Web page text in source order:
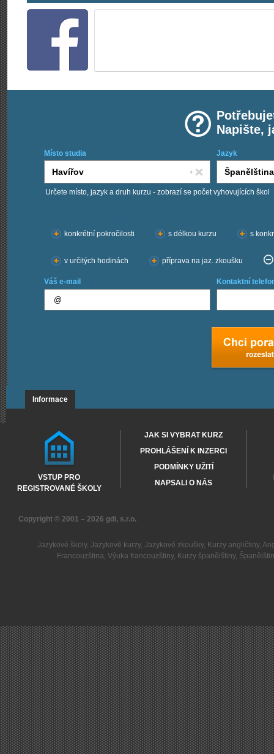
Napište,
Místo studia Jazyk
Určete místo, jazyk a druh kurzu - zobrazí se počet vyhovujících škol
konkrétní pokročilosti
s délkou kurzu s
v určitých hodinách příprava na jaz. zkoušku
Váš e-mail Kontaktní
Informace
VSTUP PRO
REGISTROVANÉ ŠKOLY
JAK SI VYBRAT KURZ
PROHLÁŠENÍ K INZERCI
PODMÍNKY UŽITÍ
NAPSALI O NÁS
Copyright © 2001 – 2026 gdi, s.r.o.
Jazykové školy, Jazykové kurzy, Jazykové zkoušky, Kurzy angličtiny,
Francouzština,Výuka francouzštiny, Kurzy španělštiny,